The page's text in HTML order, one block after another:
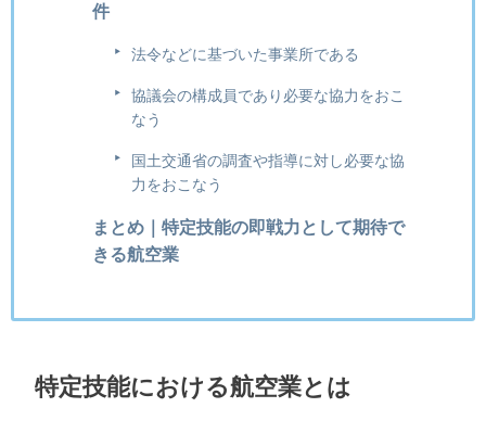
件
法令などに基づいた事業所である
協議会の構成員であり必要な協力をおこ
なう
国土交通省の調査や指導に対し必要な協
力をおこなう
まとめ｜特定技能の即戦力として期待で
きる航空業
特定技能における航空業とは